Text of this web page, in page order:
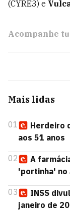
(CYRE3) e
Acompanhe
Mais lidas
01
Herdeiro
aos 51 anos
02
A
'portinha' no
03
INSS
janeiro de